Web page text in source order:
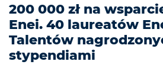
200 000 zł na
Enei. 40 laureatów
Talentów
stypendiami